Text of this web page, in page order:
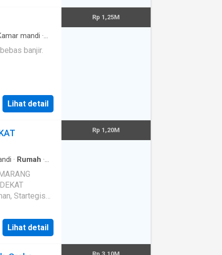
mandi ·
banjir.
Lihat detail
Rp 1,25M
· Rumah ·
Startegis
Lihat detail
Rp 1,20M